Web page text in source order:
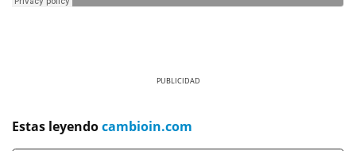
Estas leyendocambioin.com